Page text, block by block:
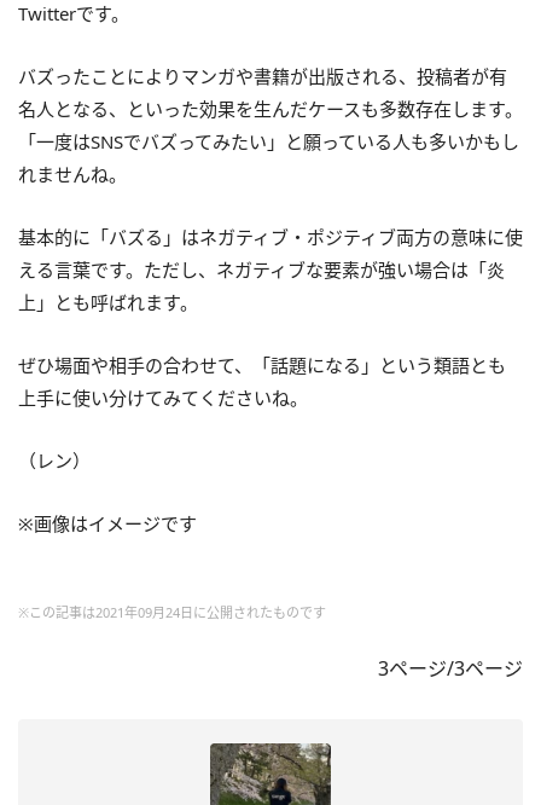
Twitterです。
バズったことによりマンガや書籍が出版される、投稿者が有
名人となる、といった効果を生んだケースも多数存在します。
「一度はSNSでバズってみたい」と願っている人も多いかもし
れませんね。
基本的に「バズる」はネガティブ・ポジティブ両方の意味に使
える言葉です。ただし、ネガティブな要素が強い場合は「炎
上」とも呼ばれます。
ぜひ場面や相手の合わせて、「話題になる」という類語とも
上手に使い分けてみてくださいね。
（レン）
※画像はイメージです
※この記事は2021年09月24日に公開されたものです
3ページ/3ページ